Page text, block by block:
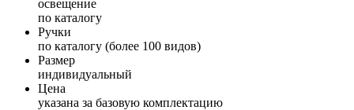
освещение
по каталогу
Ручки
по каталогу (более 100 видов)
Размер
индивидуальный
Цена
указана за базовую комплектацию